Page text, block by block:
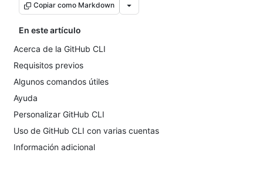
Copiar como Markdown
En este artículo
Acerca de la GitHub CLI
Requisitos previos
Algunos comandos útiles
Ayuda
Personalizar GitHub CLI
Uso de GitHub CLI con varias cuentas
Información adicional